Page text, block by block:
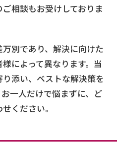
相談もお受けしておりま
別であり、解決に向けた
によって異なります。当
添い、ベストな解決策を
一人だけで悩まずに、ど
ください。